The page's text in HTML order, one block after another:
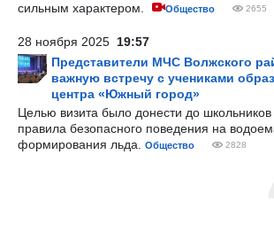
сильным характером.
Общество 2655
28 ноября 2025 19:57
Представители МЧС Волжского
важную встречу с учениками
центра «Южный город»
Целью визита было донести до
правила безопасного поведения на
формирования льда.
Общество 2828